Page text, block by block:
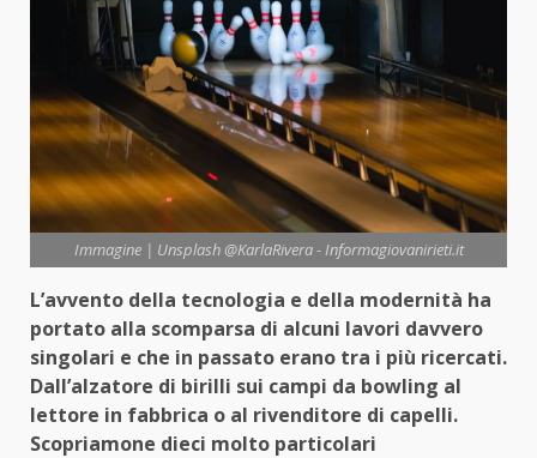
Immagine | Unsplash @KarlaRivera - Informagiovanirieti.it
L’avvento della tecnologia e della modernità ha
portato alla scomparsa di alcuni lavori davvero
singolari e che in passato erano tra i più ricercati.
Dall’alzatore di birilli sui campi da bowling al
lettore in fabbrica o al rivenditore di capelli.
Scopriamone dieci molto particolari